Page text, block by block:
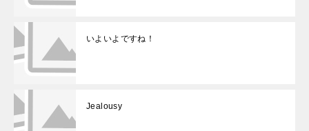
いよいよですね！
Jealousy